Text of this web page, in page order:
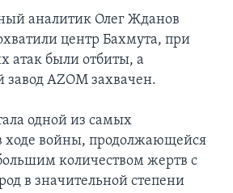
аналитик Олег Жданов
центр Бахмута, при
атак были отбиты, а
завод AZOM захвачен.
одной из самых
ходе войны, продолжающейся
количеством жертв с
в значительной степени